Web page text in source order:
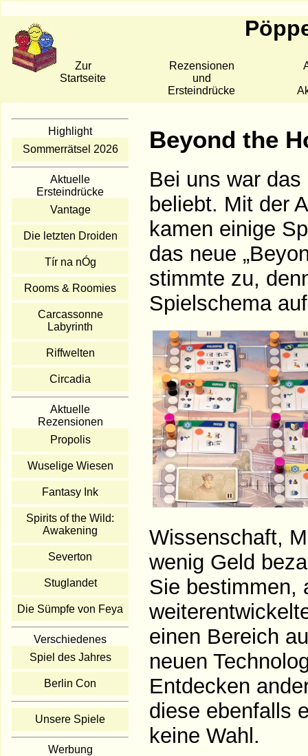
Zur
Startseite
Rezensionen
und
Ersteindrücke
Highlight
Sommerrätsel 2026
Aktuelle
Ersteindrücke
Vantage
Die letzten Droiden
Tír na nÓg
Rooms & Roomies
Carcassonne
Labyrinth
Riffwelten
Circadia
Aktuelle
Rezensionen
Propolis
Wuselige Wiesen
Fantasy Ink
Spirits of the Wild:
Awakening
Severton
Stuglandet
Die Sümpfe von Feya
Verschiedenes
Spiel des Jahres
Berlin Con
Unsere Spiele
Werbung
Beyond the
Bei uns war
beliebt. Mit der
kamen einige
das neue
stimmte zu,
Spielschema
Wissenschaft,
wenig Geld
Sie bestimmen,
einen Bereich
neuen
Entdecken
diese ebenfalls
keine Wahl.